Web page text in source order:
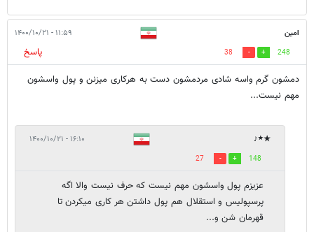
امین ۱۱:۵۹ - ۱۴۰۰/۱۰/۲۱
248
38
پاسخ
دمشون گرم واسه شادی مردمشون دست به هرکاری میزنن و پول واسشون
مهم نیست...
★٭♪ ۱۶:۱۰ - ۱۴۰۰/۱۰/۲۱
148
27
عزیزم پول واسشون مهم نیست که حرف نیست والا اگه
پرسپولیس و استقلال هم پول داشتن هر کاری میکردن تا
قهرمان شن و...